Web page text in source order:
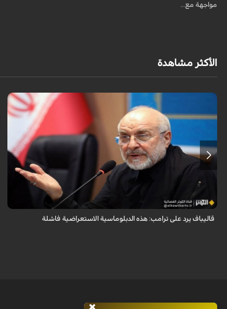
مواجهة مع...
الأكثر مشاهدة
أكد رئيس مجلس الشورى الإسلامي الإيراني أن التصريحات الاستعراضية
والتهديدات المتكررة لم تعد تُجدي نفعاً، واصفاً إياها بالدبلوماسية الفاشلة.
قاليباف يرد على ترامب: هذه الدبلوماسية الاستعراضية فاشلة